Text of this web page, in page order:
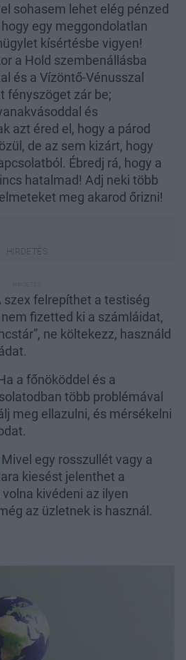
sohasem lehet elég pénzed
egy meggondolatlan
kísértésbe vigyen!
a Hold szembenállásba
és a Vízöntő-Vénusszal
fényszöget zár be;
és
azt éred el, hogy a párod
de az sem kizárt, hogy
Ébredj rá, hogy a
hatalmad! Adj neki több
meg akarod őrizni!
szex felrepíthet a testiség
fizetted ki a számláidat,
ne költekezz, használd
a főnököddel és a
több problémával
meg ellazulni, és mérsékelni
Mivel egy rosszullét vagy a
kiesést jelenthet a
kivédeni az ilyen
az üzletnek is használ.